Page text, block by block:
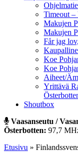
Timeout –
Makujen
Makujen
Får jag
Koe
Koe
Aiheet/
Yrittävä
Shoutbox
Vaasanseutu /
Österbotten: 97,7
Etusivu »